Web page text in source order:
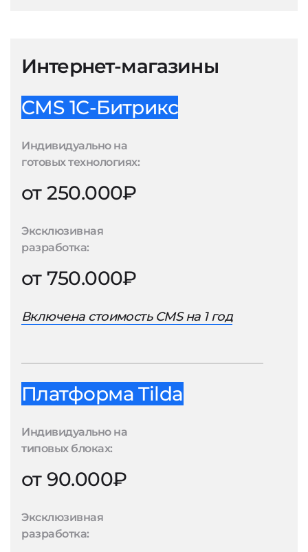
Интернет-магазины
CMS 1С-Битрикс
Индивидуально на
готовых технологиях:
от 250.000₽
Эксклюзивная
разработка:
от 750.000₽
Включена стоимость CMS на 1 год
Платформа Tilda
Индивидуально на
типовых блоках:
от 90.000₽
Эксклюзивная
разработка: